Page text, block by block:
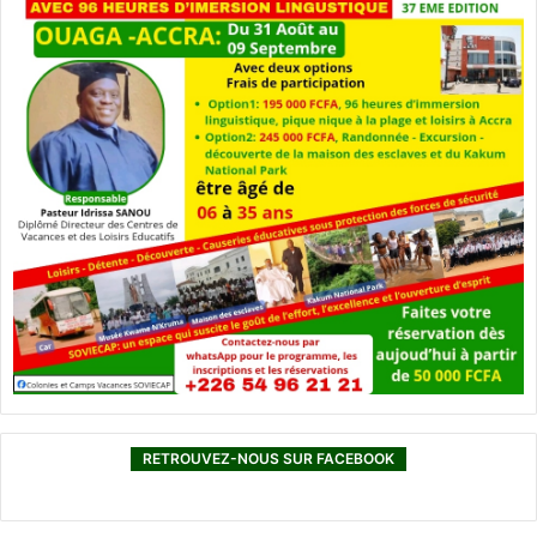
RETROUVEZ-NOUS SUR FACEBOOK